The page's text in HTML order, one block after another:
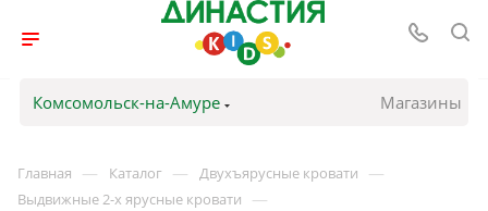
Комсомольск-на-Амуре Магазины
Главная — Каталог — Двухъярусные кровати —
Выдвижные 2-х ярусные кровати —